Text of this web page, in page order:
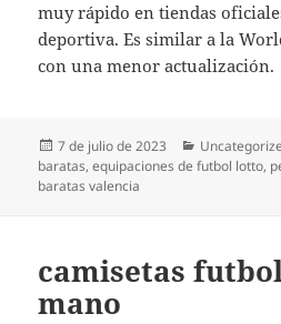
muy rápido en tiendas
deportiva. Es similar a la
con una menor actualización.
Publicado
el
7 de julio de 2023 Categorías
baratas,equipaciones de futbol lotto,
baratas valencia
camisetas
mano